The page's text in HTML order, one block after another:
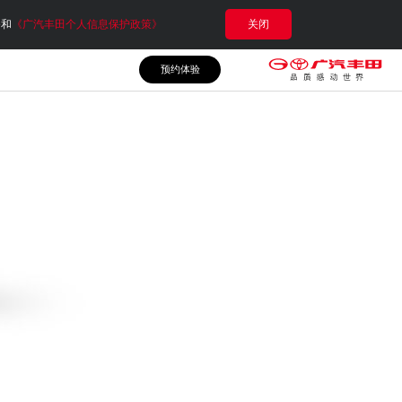
《广汽丰田个人信息保护政策》 关闭
预约体验